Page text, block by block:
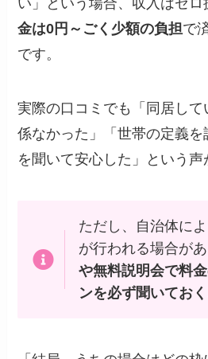
い」という場合、収入はゼ
金は0円～ごく少額の負担で
です。
実際の口コミでも「同居し
係なかった」「世帯の定義を
を聞いて安心した」という声
ただし、自治体に
が行われる場合があ
や無料説明会で料
ンを必ず聞いてお